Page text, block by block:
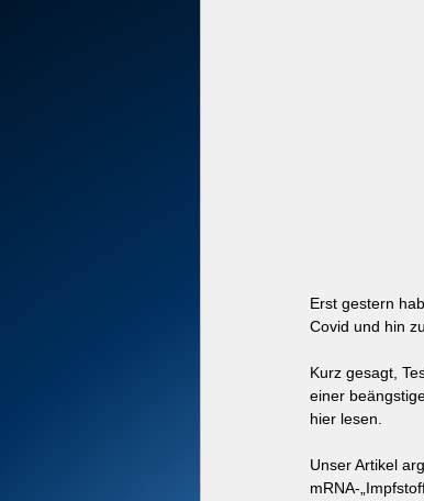
Erst gestern
Covid und hin
Kurz gesagt,
einer
hier lesen.
Unser Artikel
mRNA-